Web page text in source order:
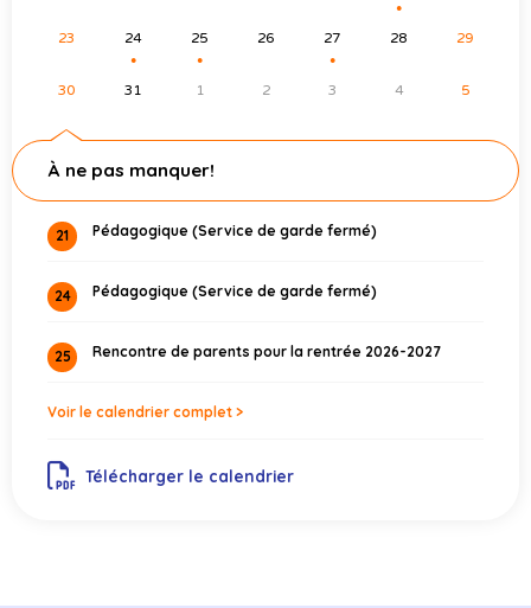
●
23 24
●
25
●
26 27
●
28 29
30 31 1 2 3 4 5
À ne pas manquer!
21 Pédagogique (Service de garde fermé)
24 Pédagogique (Service de garde fermé)
25 Rencontre de parents pour la rentrée 2026-2027
Voir le calendrier complet >
Télécharger le calendrier